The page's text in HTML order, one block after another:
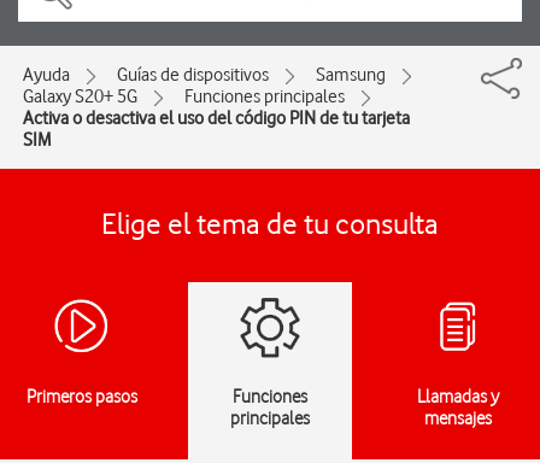
Ayuda Guías de dispositivos
Samsung
Galaxy S20+ 5G
Funciones principales
Activa o desactiva el uso del código PIN de tu tarjeta
SIM
Elige el tema de tu consulta
Primeros pasos
Funciones
principales
Llamadas y
mensajes